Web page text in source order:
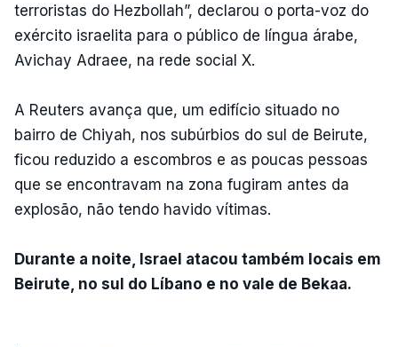
terroristas do Hezbollah”, declarou o porta-voz do
exército israelita para o público de língua árabe,
Avichay Adraee, na rede social X.
A Reuters avança que, um edifício situado no
bairro de Chiyah, nos subúrbios do sul de Beirute,
ficou reduzido a escombros e as poucas pessoas
que se encontravam na zona fugiram antes da
explosão, não tendo havido vítimas.
Durante a noite, Israel atacou também locais em
Beirute, no sul do Líbano e no vale de Bekaa.